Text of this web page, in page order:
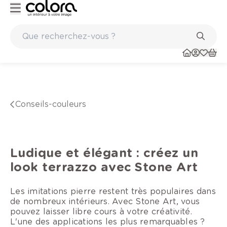
conseils-couleurs
Ludique et élégant : créez un
look terrazzo avec Stone Art
Les imitations pierre restent très populaires dans
de nombreux intérieurs. Avec Stone Art, vous
pouvez laisser libre cours à votre créativité.
L'une des applications les plus remarquables ?